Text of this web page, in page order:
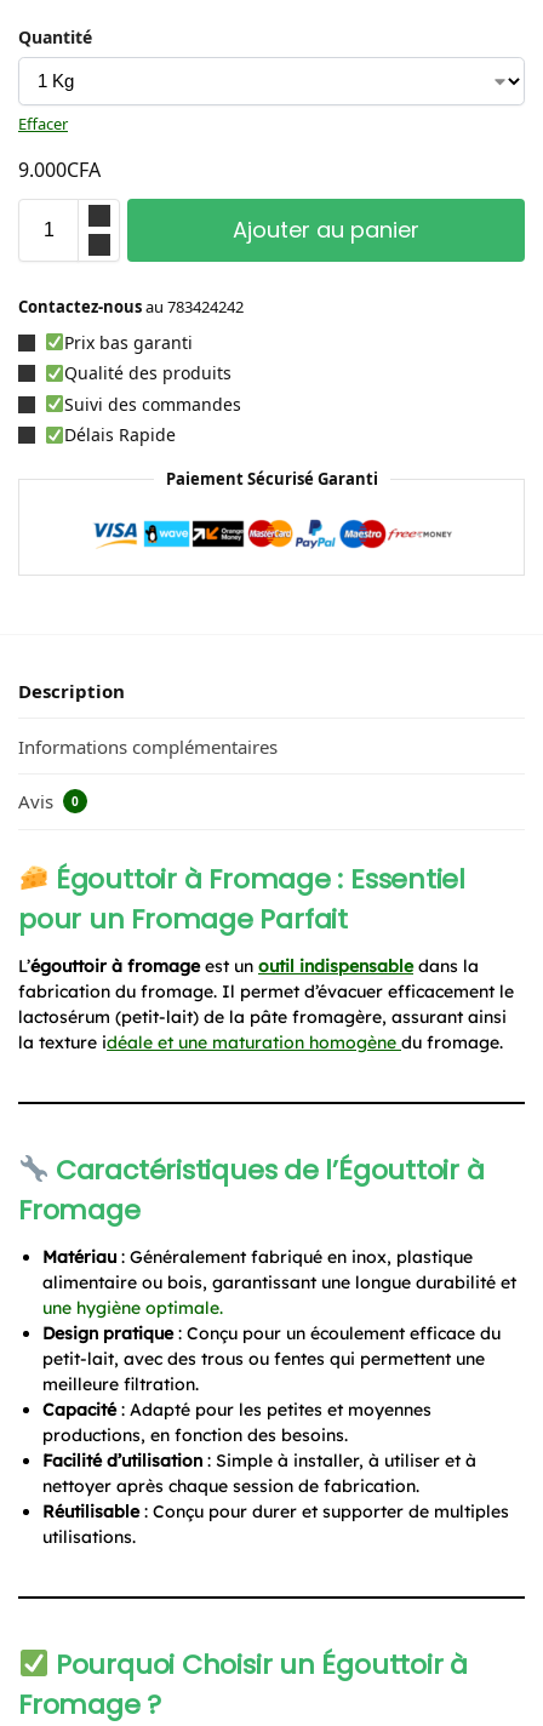
Quantité
Effacer
9.000CFA
Ajouter au panier
Contactez-nousau 783424242
Prix bas garanti
Qualité des produits
Suivi des commandes
Délais Rapide
Paiement Sécurisé Garanti
Description
Informations complémentaires
Avis 0
Égouttoir à Fromage : Essentiel
pour un Fromage Parfait
L’égouttoir à fromageest un outil indispensabledans la
fabrication du fromage. Il permet d’évacuer efficacement le
lactosérum (petit-lait) de la pâte fromagère, assurant ainsi
la texture idéale et une maturation homogène du fromage.
Caractéristiques de l’Égouttoir à
Fromage
Matériau : Généralement fabriqué en inox, plastique
alimentaire ou bois, garantissant une longue durabilité et
une hygiène optimale.
Design pratique: Conçu pour un écoulement efficace du
petit-lait, avec des trous ou fentes qui permettent une
meilleure filtration.
Capacité: Adapté pour les petites et moyennes
productions, en fonction des besoins.
Facilité d’utilisation : Simple à installer, à utiliser et à
nettoyer après chaque session de fabrication.
Réutilisable: Conçu pour durer et supporter de multiples
utilisations.
Pourquoi Choisir un Égouttoir à
Fromage ?